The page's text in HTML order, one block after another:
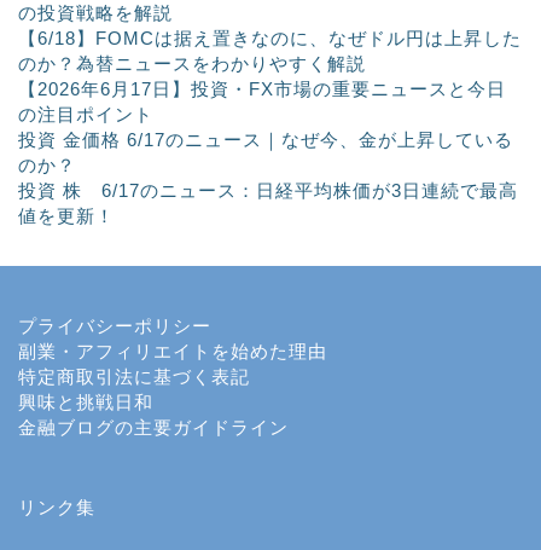
の投資戦略を解説
【6/18】FOMCは据え置きなのに、なぜドル円は上昇した
のか？為替ニュースをわかりやすく解説
【2026年6月17日】投資・FX市場の重要ニュースと今日
の注目ポイント
投資 金価格 6/17のニュース｜なぜ今、金が上昇している
のか？
投資 株 6/17のニュース：日経平均株価が3日連続で最高
値を更新！
プライバシーポリシー
副業・アフィリエイトを始めた理由
特定商取引法に基づく表記
興味と挑戦日和
金融ブログの主要ガイドライン
リンク集